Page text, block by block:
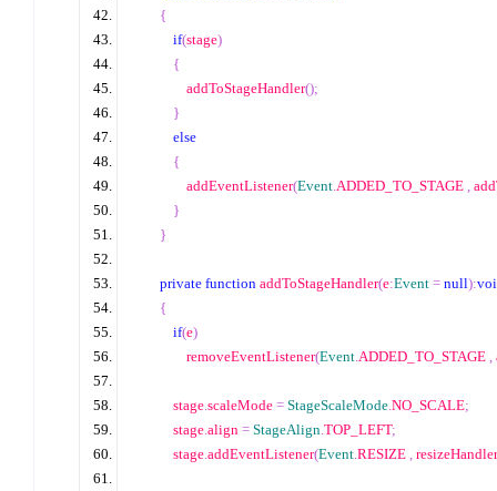
{
if(stage)
{
                addToStageHandler
();
}
else
{
                addEventListener
(Event.ADDED_TO_STAGE ,
}
}
private function addToStageHandler(e:Event = null):
{
if(e)
                removeEventListener
(Event.ADDED_TO_STAGE ,
            stage
.scaleMode = StageScaleMode.NO_SCALE;
            stage
.align = StageAlign.TOP_LEFT;
            stage
.addEventListener(Event.RESIZE , resizeHandler